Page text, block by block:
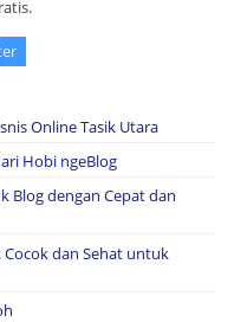
Online Tasik Utara
Hobi ngeBlog
Blog dengan Cepat dan
Cocok dan Sehat untuk